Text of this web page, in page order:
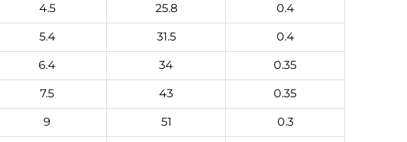
4.5 25.8 0.4
5.4 31.5 0.4
6.4 34 0.35
7.5 43 0.35
9 51 0.3